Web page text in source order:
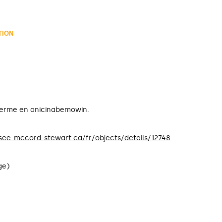
en anicinabemowin.
mccord-stewart.ca/fr/objects/details/12748